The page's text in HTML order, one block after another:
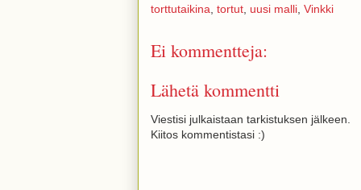
torttutaikina tortut uusi malli Vinkki
Ei kommentteja:
Lähetä kommentti
Viestisi julkaistaan tarkistuksen jälkeen.
Kiitos kommentistasi :)